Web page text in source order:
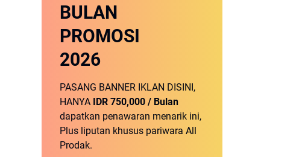
BULAN
PROMOSI
2026
PASANG BANNER IKLAN DISINI,
HANYA IDR 750,000 / Bulan
dapatkan penawaran menarik ini,
Plus liputan khusus pariwara All
Prodak.